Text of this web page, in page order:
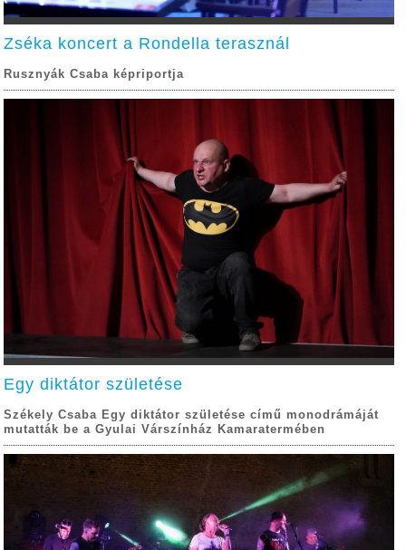
Zséka koncert a Rondella terasznál
Rusznyák Csaba képriportja
Egy diktátor születése
Székely Csaba Egy diktátor születése című monodrámáját
mutatták be a Gyulai Várszínház Kamaratermében